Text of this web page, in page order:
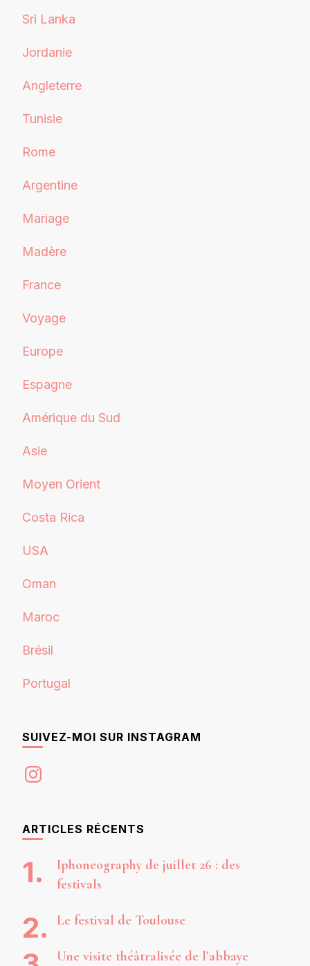
Sri Lanka
Jordanie
Angleterre
Tunisie
Rome
Argentine
Mariage
Madère
France
Voyage
Europe
Espagne
Amérique du Sud
Asie
Moyen Orient
Costa Rica
USA
Oman
Maroc
Brésil
Portugal
SUIVEZ-MOI SUR INSTAGRAM
Instagram
ARTICLES RÉCENTS
Iphoneography de juillet 26 : des
festivals
Le festival de Toulouse
Une visite théâtralisée de l’abbaye